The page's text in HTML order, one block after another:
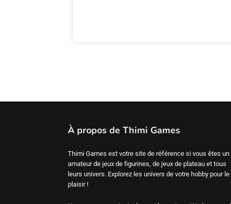
À propos de Thimi Games
Thimi Games est votre site de référence si vous êtes un
amateur de jeux de figurines, de jeux de plateau et tous
leurs univers. Explorez les univers de votre hobby pour le
plaisir !